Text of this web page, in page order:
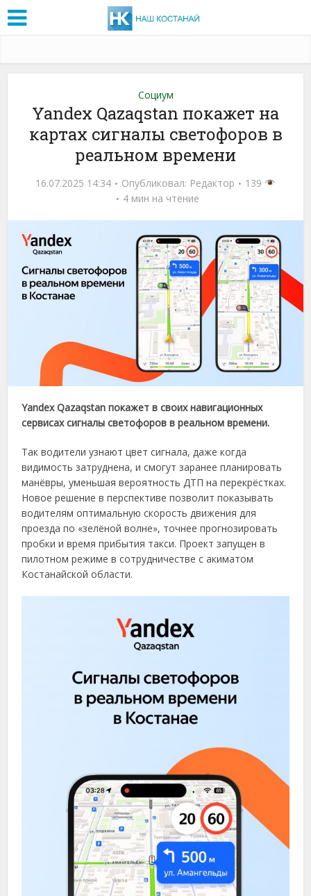
Социум
Yandex Qazaqstan покажет на
картах сигналы светофоров в
реальном времени
16.07.2025 14:34 Опубликовал: Редактор
139
4 мин на чтение
Yandex Qazaqstan покажет в своих навигационных
сервисах сигналы светофоров в реальном времени.
Так водители узнают цвет сигнала, даже когда
видимость затруднена, и смогут заранее планировать
манёвры, уменьшая вероятность ДТП на перекрёстках.
Новое решение в перспективе позволит показывать
водителям оптимальную скорость движения для
проезда по «зелёной волне», точнее прогнозировать
пробки и время прибытия такси. Проект запущен в
пилотном режиме в сотрудничестве с акиматом
Костанайской области.